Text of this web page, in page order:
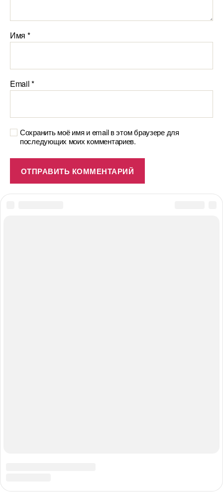
Имя *
Email*
Сохранить моё имя и email в этом браузере для
последующих моих комментариев.